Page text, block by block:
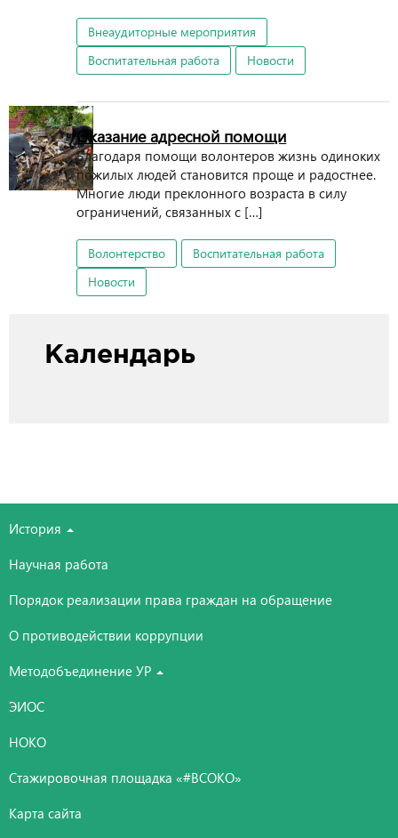
Внеаудиторные мероприятия
Воспитательная работа
Новости
Оказание адресной помощи
Благодаря помощи волонтеров жизнь одиноких
пожилых людей становится проще и радостнее.
Многие люди преклонного возраста в силу
ограничений, связанных с […]
Волонтерство
Воспитательная работа
Новости
Календарь
История
Научная работа
Порядок реализации права граждан на обращение
О противодействии коррупции
Методобъединение УР
ЭИОС
НОКО
Стажировочная площадка «#ВСОКО»
Карта сайта